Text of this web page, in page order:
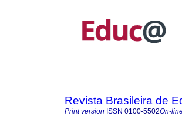
Revista Brasileira de
Print version ISSN 0100-5502On-